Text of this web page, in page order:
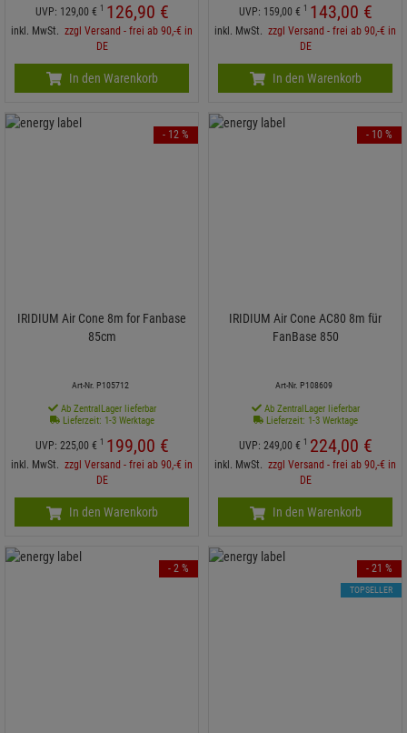
UVP: 129, 00 € 1 126,90 €
inkl. MwSt. zzgl Versand - frei ab 90,-€ in
DE
In den Warenkorb
UVP: 159, 00 € 1 143,00 €
inkl. MwSt. zzgl Versand - frei ab 90,-€ in
DE
In den Warenkorb
IRIDIUM Air Cone 8m for Fanbase
85cm
Art-Nr. P105712
Ab ZentralLager lieferbar
Lieferzeit: 1-3 Werktage
UVP: 225,00 € 1 199,00 €
inkl. MwSt. zzgl Versand - frei ab 90,-€ in
DE
- 12 %
In den Warenkorb
IRIDIUM Air Cone AC80 8m für
FanBase 850
Art-Nr. P108609
Ab ZentralLager lieferbar
Lieferzeit: 1-3 Werktage
UVP: 249, 00 € 1 224,00 €
inkl. MwSt. zzgl Versand - frei ab 90,-€ in
DE
- 10 %
In den Warenkorb
- 2 % - 21 %
TOPSELLER